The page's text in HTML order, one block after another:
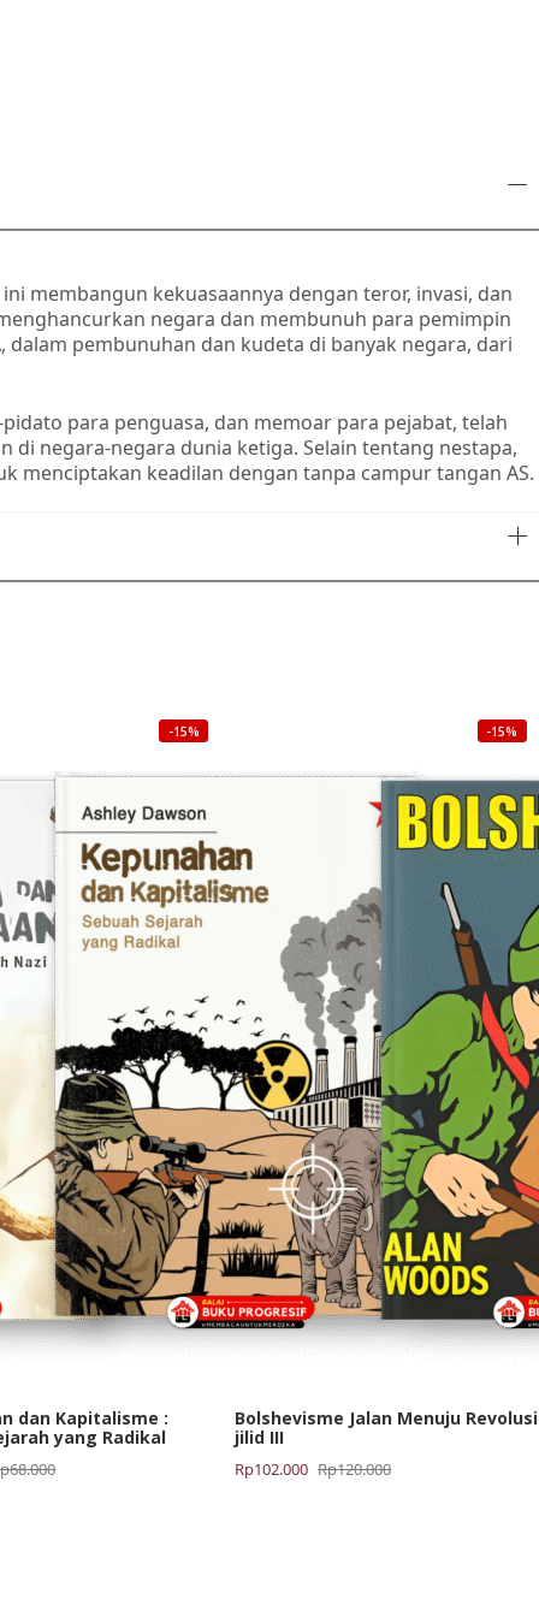
membangun kekuasaannya dengan teror, invasi, dan
negara dan membunuh para pemimpin
pembunuhan dan kudeta di banyak negara, dari
para penguasa, dan memoar para pejabat, telah
negara-negara dunia ketiga. Selain tentang nestapa,
keadilan dengan tanpa campur tangan AS.
-15%
dan Kapitalisme :
yang Radikal
68.000
-15%
Bolshevisme Jalan Menuju Revolusi
jilid III
Rp120.000
Harga
Rp102.000
Harga